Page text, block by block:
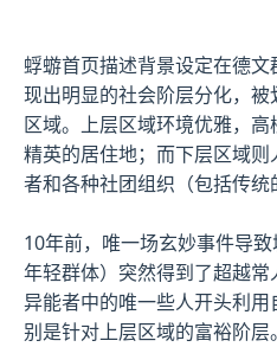
蜉蝣首页描述背景设定在德
现出明显的社会阶层分化，
区域。上层区域环境优雅，
精英的居住地；而下层区域
者和各种社团组织（包括传统
10年前，唯一场玄妙事件导
年轻群体）突然得到了超越
异能者中的唯一些人开头利
别是针对上层区域的富裕阶